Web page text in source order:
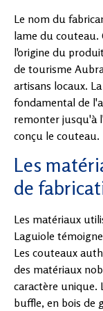
Le nom du
lame du couteau.
l'origine du
de tourisme
artisans locaux.
fondamental de
remonter jusqu'à
conçu le couteau.
Les
de
Les matériaux
Laguiole
Les couteaux
des matériaux
caractère unique.
buffle, en bois de